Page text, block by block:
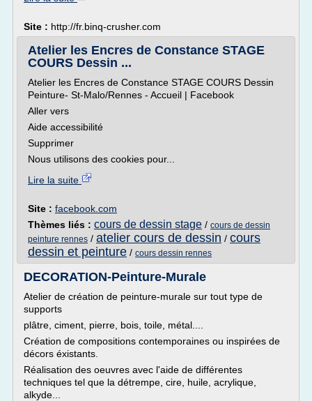
Site : http://fr.binq-crusher.com
Atelier les Encres de Constance STAGE
COURS Dessin ...
Atelier les Encres de Constance STAGE COURS Dessin
Peinture- St-Malo/Rennes - Accueil | Facebook
Aller vers
Aide accessibilité
Supprimer
Nous utilisons des cookies pour...
Lire la suite
Site : facebook.com
Thèmes liés : cours de dessin stage / cours de dessin
peinture rennes / atelier cours de dessin / cours
dessin et peinture / cours dessin rennes
DECORATION-Peinture-Murale
Atelier de création de peinture-murale sur tout type de
supports
plâtre, ciment, pierre, bois, toile, métal....
Création de compositions contemporaines ou inspirées de
décors éxistants.
Réalisation des oeuvres avec l'aide de différentes
techniques tel que la détrempe, cire, huile, acrylique,
alkyde...